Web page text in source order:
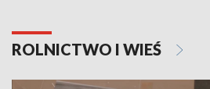
ROLNICTWO I WIEŚ